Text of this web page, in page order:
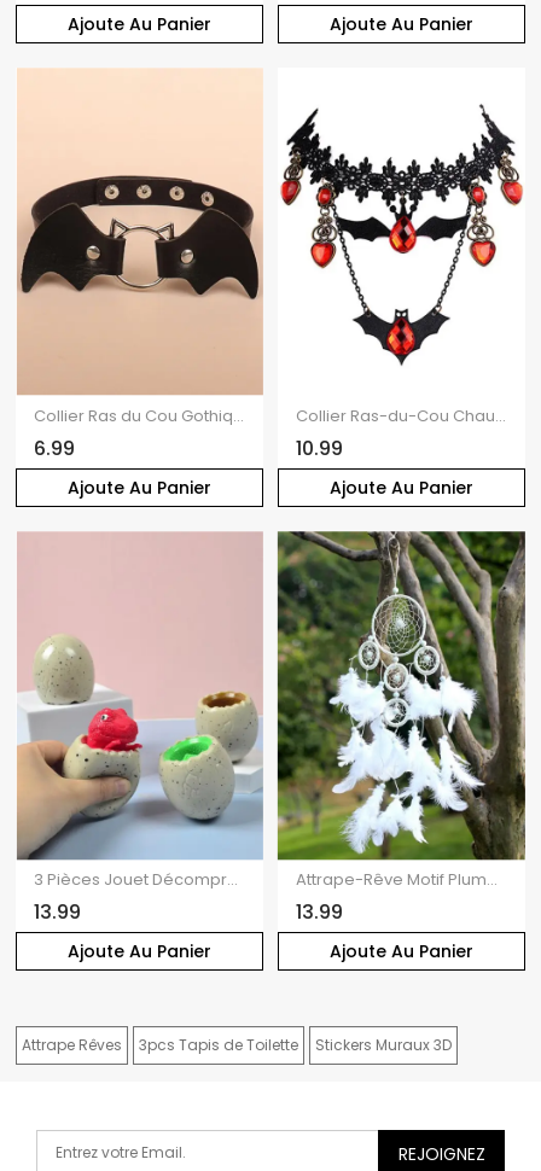
Ajoute Au Panier Ajoute Au Panier
Ajoute Au Panier
Collier Ras du Cou Gothique Punk Chauve-souris en Faux Cuir
6.99
Ajoute Au Panier
Collier Ras-du-Cou Chauve-souris Cœur Goutte D'Eau en Dentelle avec Strass
10.99
Ajoute Au Panier
3 Pièces Jouet Décompression en Forme de Dinosaure
13.99
Ajoute Au Panier
Attrape-Rêve Motif Plumes et Perles Style Bohémien Décor Maison
13.99
Attrape Rêves 3pcs Tapis de Toilette Stickers Muraux 3D
REJOIGNEZ